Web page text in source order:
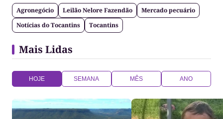
Agronegócio Leilão Nelore Fazendão
Mercado pecuário
Notícias do Tocantins
Tocantins
Mais Lidas
HOJE SEMANA MÊS ANO